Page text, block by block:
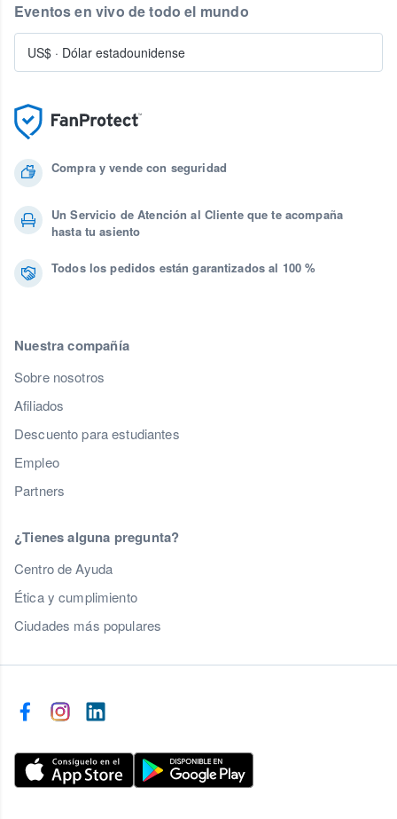
Compra y vende con seguridad
Un Servicio de Atención al Cliente que te acompaña
hasta tu asiento
Todos los pedidos están garantizados al 100 %
Nuestra compañía
Sobre nosotros
Afiliados
Descuento para estudiantes
Empleo
Partners
¿Tienes alguna pregunta?
Centro de Ayuda
Ética y cumplimiento
Ciudades más populares
Eventos en vivo de todo el mundo
US$ · Dólar estadounidense